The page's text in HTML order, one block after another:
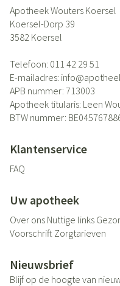
Apotheek Wouters Koersel
Koersel-Dorp 39
3582 Koersel
Telefoon: 011 42 29 51
E-mailadres: info@
APB nummer: 713003
Apotheek titularis: Leen
BTW nummer:
Klantenservice
FAQ
Uw apotheek
Over ons Nuttige links
Voorschrift Zorgtarieven
Nieuwsbrief
Blijf op de hoogte van